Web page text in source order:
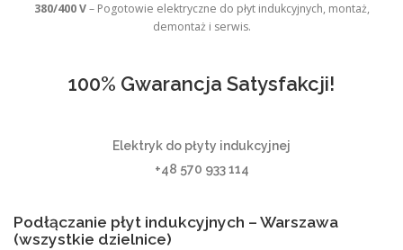
380/400 V– Pogotowie elektryczne do płyt indukcyjnych, montaż,
demontaż i serwis.
100% Gwarancja Satysfakcji!
Elektryk do płyty indukcyjnej
+48 570 933 114
Podłączanie płyt indukcyjnych – Warszawa
(wszystkie dzielnice)